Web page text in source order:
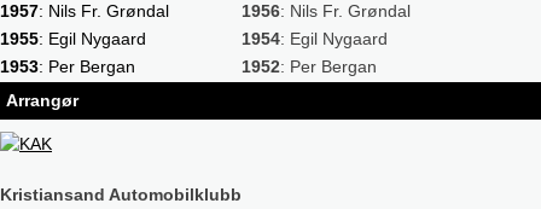
1957: Nils Fr. Grøndal 1956: Nils Fr. Grøndal
1955: Egil Nygaard 1954: Egil Nygaard
1953: Per Bergan 1952: Per Bergan
Arrangør
Kristiansand Automobilklubb